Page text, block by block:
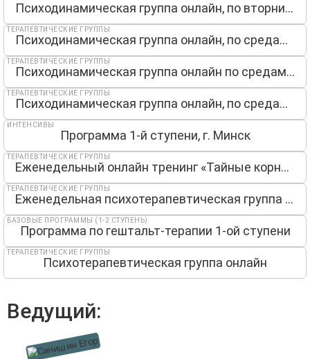
Психодинамическая группа онлайн, по вторникам13мск
Психодинамическая группа онлайн, по средам 13мск
ТЕРАПЕВТИЧЕСКИЕ ГРУППЫ
Психодинамическая группа онлайн по средам 19мск
ТЕРАПЕВТИЧЕСКИЕ ГРУППЫ
Психодинамическая группа онлайн, по средам 19мск
ТЕРАПЕВТИЧЕСКИЕ ГРУППЫ
Программа 1-й ступени, г. Минск
ИНТЕНСИВЫ
Еженедельный онлайн тренинг «Тайные корни денег»
ТЕРАПЕВТИЧЕСКИЕ ГРУППЫ
Еженедельная психотерапевтическая группа онлайн
ТЕРАПЕВТИЧЕСКИЕ ГРУППЫ
Программа по гештальт-терапии 1-ой ступени
БАЗОВЫЕ ПРОГРАММЫ (1-2 СТУПЕНЬ)
Психотерапевтическая группа онлайн
ТЕРАПЕВТИЧЕСКИЕ ГРУППЫ
Ведущий: